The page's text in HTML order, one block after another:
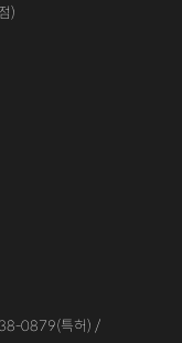
)
0879(특허) /